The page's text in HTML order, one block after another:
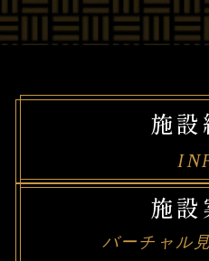
施設
施設
バーチャル